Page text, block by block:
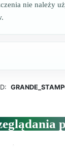
nie należy